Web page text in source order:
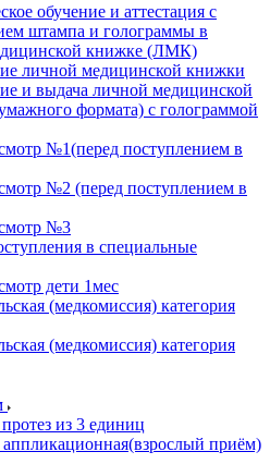
обучение и аттестация с
штампа и голограммы в
книжке (ЛМК)
личной медицинской книжки
и выдача личной медицинской
формата) с голограммой
№1(перед поступлением в
№2 (перед поступлением в
№3
в специальные
дети 1мес
(медкомиссия) категория
(медкомиссия) категория
из 3 единиц
аппликационная(взрослый приём)